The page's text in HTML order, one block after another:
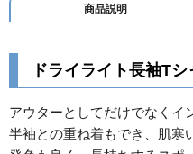
商品説明
ドライライト長袖Tシ
アウターとしてだけでなくイ
半袖との重ね着もでき、肌寒